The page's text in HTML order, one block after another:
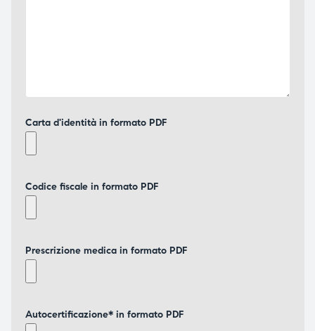
Carta d'identità in formato PDF
Codice fiscale in formato PDF
Prescrizione medica in formato PDF
Autocertificazione* in formato PDF